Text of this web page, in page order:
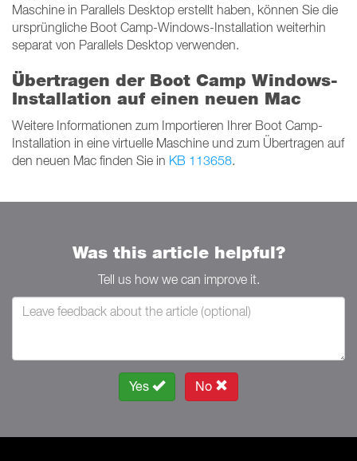
Maschine in Parallels Desktop erstellt haben, können Sie die
ursprüngliche Boot Camp-Windows-Installation weiterhin
separat von Parallels Desktop verwenden.
Übertragen der Boot Camp Windows-
Installation auf einen neuen Mac
Weitere Informationen zum Importieren Ihrer Boot Camp-
Installation in eine virtuelle Maschine und zum Übertragen auf
den neuen Mac finden Sie in KB 113658.
Was this article helpful?
Tell us how we can improve it.
Yes No